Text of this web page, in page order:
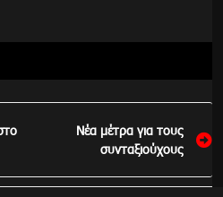
Νέα μέτρα για τους
συνταξιούχους